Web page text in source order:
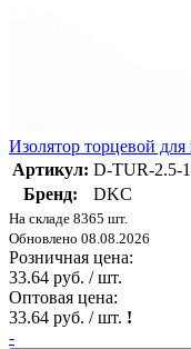
Изолятор торцевой
Артикул: D-TUR-2.5-
Бренд:
DKC
На складе 8365 шт.
Обновлено 08.08.2026
Розничная цена:
33.64 руб. / шт.
Оптовая цена:
33.64 руб. / шт. !
-